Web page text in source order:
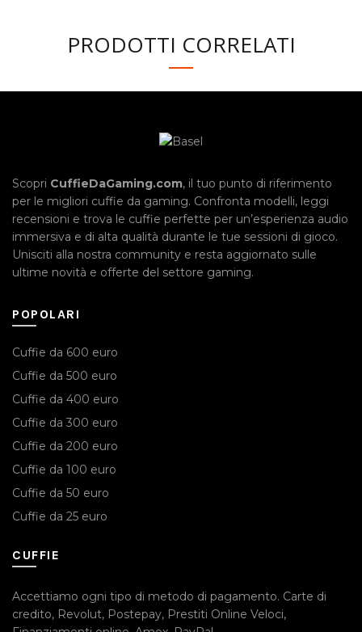
PRODOTTI CORRELATI
Scopri CuffieDaGaming.com, il tuo punto di riferimento
per le migliori cuffie da gaming. Confronta modelli, leggi
recensioni e trova le cuffie perfette per un’esperienza audio
immersiva e di alta qualità durante le tue sessioni di gioco.
Unisciti alla nostra community e resta aggiornato sulle
ultime novità e offerte del settore gaming.
POPOLARI
Cuffie da 600 euro
Cuffie da 500 euro
Cuffie da 400 euro
Cuffie da 300 euro
Cuffie da 200 euro
Cuffie da 100 euro
Cuffie da 50 euro
Cuffie da 25 euro
CUFFIE
Accettiamo ogni tipo di metodo di pagamento. Carte di
credito, Revolut, Postepay, Prestiti Online Veloci,